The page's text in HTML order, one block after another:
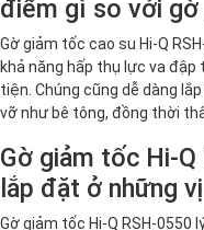
điểm gì so với
Gờ giảm tốc cao su Hi-Q
khả năng hấp thụ lực va
tiện. Chúng cũng dễ dàng
vỡ như bê tông, đồng thời
Gờ giảm tốc Hi-
lắp đặt ở những
Gờ giảm tốc Hi-Q RSH-